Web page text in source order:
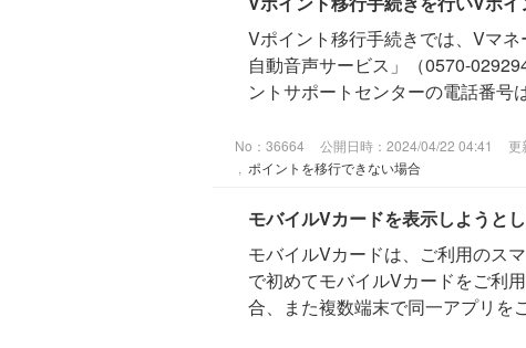
Vポイント移行手続きでは、Vマ
自動音声サービス」（0570-
ントサポートセンターの電話番号
No：36664 公開日時：2024/04/22 04:41 更
ポイントを移行できない場合
モバイルVカードを表示しようと
モバイルVカードは、ご利用のス
で初めてモバイルVカードをご利
合、また複数端末で同一アプリを